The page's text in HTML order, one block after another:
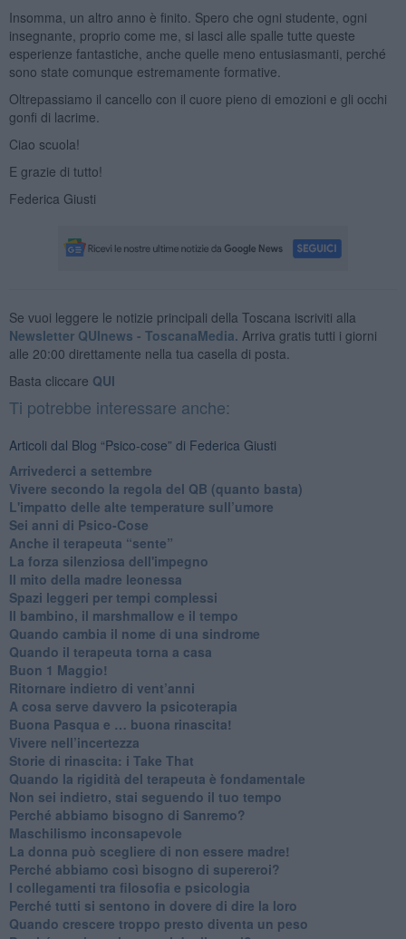
Insomma, un altro anno è finito. Spero che ogni studente, ogni
insegnante, proprio come me, si lasci alle spalle tutte queste
esperienze fantastiche, anche quelle meno entusiasmanti, perché
sono state comunque estremamente formative.
Oltrepassiamo il cancello con il cuore pieno di emozioni e gli occhi
gonfi di lacrime.
Ciao scuola!
E grazie di tutto!
Federica Giusti
Se vuoi leggere le notizie principali della Toscana iscriviti alla
Newsletter QUInews - ToscanaMedia. Arriva gratis tutti i giorni
alle 20:00 direttamente nella tua casella di posta.
Basta cliccare QUI
Ti potrebbe interessare anche:
Articoli dal Blog “Psico-cose” di Federica Giusti
​Arrivederci a settembre
​Vivere secondo la regola del QB (quanto basta)
​L'impatto delle alte temperature sull’umore
Sei anni di Psico-Cose
​Anche il terapeuta “sente”
​La forza silenziosa dell'impegno
​Il mito della madre leonessa
Spazi leggeri per tempi complessi
Il bambino, il marshmallow e il tempo
​Quando cambia il nome di una sindrome
​Quando il terapeuta torna a casa
​Buon 1 Maggio!
Ritornare indietro di vent’anni
​A cosa serve davvero la psicoterapia
​Buona Pasqua e … buona rinascita!
​Vivere nell’incertezza
​Storie di rinascita: i Take That
​Quando la rigidità del terapeuta è fondamentale
​Non sei indietro, stai seguendo il tuo tempo
​Perché abbiamo bisogno di Sanremo?
​Maschilismo inconsapevole
​La donna può scegliere di non essere madre!
​Perché abbiamo così bisogno di supereroi?
​I collegamenti tra filosofia e psicologia
​Perché tutti si sentono in dovere di dire la loro
​Quando crescere troppo presto diventa un peso